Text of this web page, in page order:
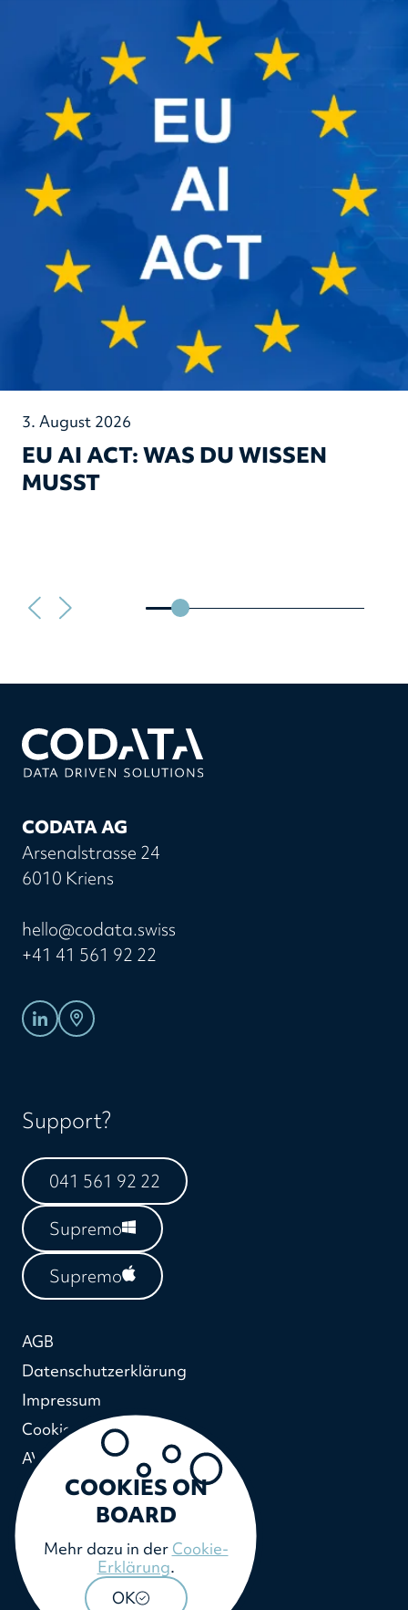
3. August 2026
EU AI ACT: WAS DU WISSEN
MUSST
CODATA AG
Arsenalstrasse 24
6010 Kriens
hello@codata.swiss
+41 41 561 92 22
Support?
041 561 92 22
Supremo
Supremo
AGB
Datenschutzerklärung
Impressum
Cookie-Erklärung
AVV
COOKIES ON
BOARD
Mehr dazu in der Cookie-
Erklärung.
OK